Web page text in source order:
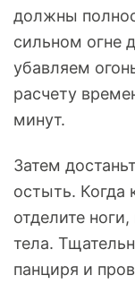
должны
сильном огне
убавляем
расчету
минут.
Затем
остыть. Когда
отделите
тела.
панциря и